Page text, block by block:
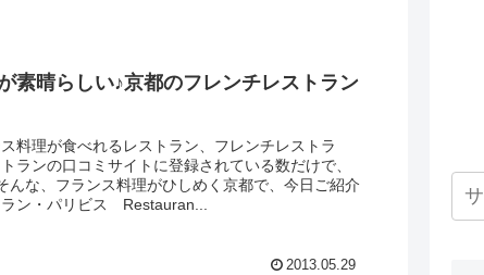
素晴らしい♪京都のフレンチレストラン
料理が食べれるレストラン、フレンチレストラ
ランの口コミサイトに登録されている数だけで、
んな、フランス料理がひしめく京都で、今日ご紹介
ン・パリビス Restauran...
2013.05.29